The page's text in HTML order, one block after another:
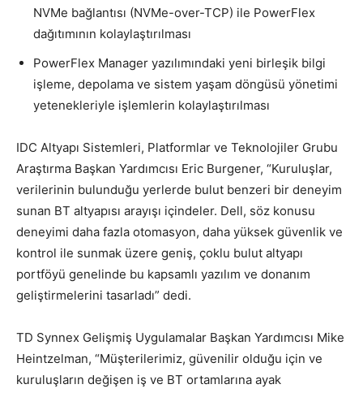
NVMe bağlantısı (NVMe-over-TCP) ile PowerFlex
dağıtımının kolaylaştırılması
PowerFlex Manager yazılımındaki yeni birleşik bilgi
işleme, depolama ve sistem yaşam döngüsü yönetimi
yetenekleriyle işlemlerin kolaylaştırılması
IDC Altyapı Sistemleri, Platformlar ve Teknolojiler Grubu
Araştırma Başkan Yardımcısı Eric Burgener, “Kuruluşlar,
verilerinin bulunduğu yerlerde bulut benzeri bir deneyim
sunan BT altyapısı arayışı içindeler. Dell, söz konusu
deneyimi daha fazla otomasyon, daha yüksek güvenlik ve
kontrol ile sunmak üzere geniş, çoklu bulut altyapı
portföyü genelinde bu kapsamlı yazılım ve donanım
geliştirmelerini tasarladı” dedi.
TD Synnex Gelişmiş Uygulamalar Başkan Yardımcısı Mike
Heintzelman, “Müşterilerimiz, güvenilir olduğu için ve
kuruluşların değişen iş ve BT ortamlarına ayak